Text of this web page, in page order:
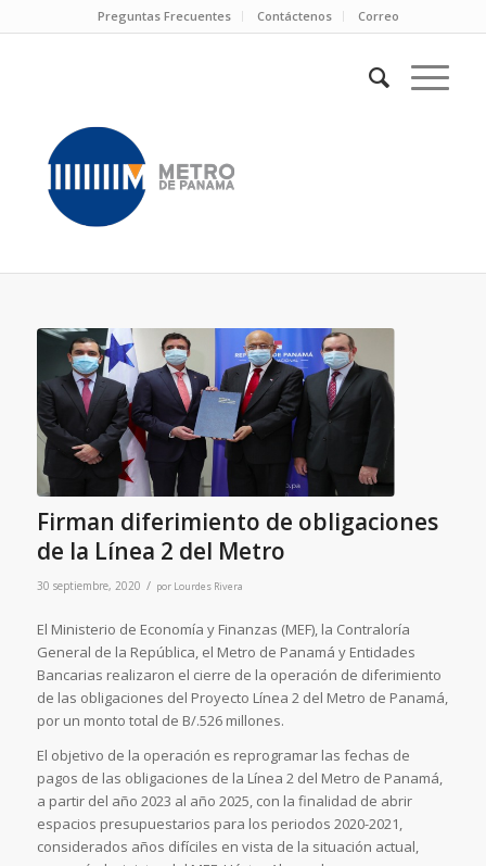
Preguntas Frecuentes Contáctenos Correo
Firman diferimiento de obligaciones
de la Línea 2 del Metro
30 septiembre, 2020 / por Lourdes Rivera
El Ministerio de Economía y Finanzas (MEF), la Contraloría
General de la República, el Metro de Panamá y Entidades
Bancarias realizaron el cierre de la operación de diferimiento
de las obligaciones del Proyecto Línea 2 del Metro de Panamá,
por un monto total de B/.526 millones.
El objetivo de la operación es reprogramar las fechas de
pagos de las obligaciones de la Línea 2 del Metro de Panamá,
a partir del año 2023 al año 2025, con la finalidad de abrir
espacios presupuestarios para los periodos 2020-2021,
considerados años difíciles en vista de la situación actual,